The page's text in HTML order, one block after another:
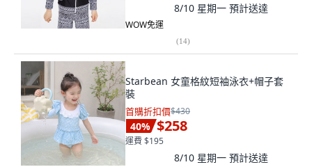
8/10 星期一 預計送達
WOW免運
(14)
Starbean 女童格紋短袖泳衣+帽子套
裝
首購折扣價$430
40% $258
運費 $195
8/10 星期一 預計送達